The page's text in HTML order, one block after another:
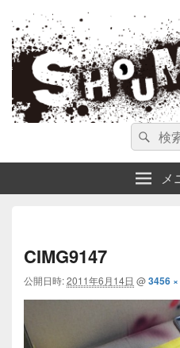
ガンスミス 庄松
庄松屋は様々なガンスミスを 製作途中
検
索
対
象:
検
索
メ
CIMG9147
公開日時:2011年6月14日 @3456